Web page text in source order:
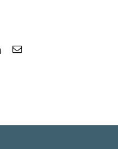
LinkedIn
E-